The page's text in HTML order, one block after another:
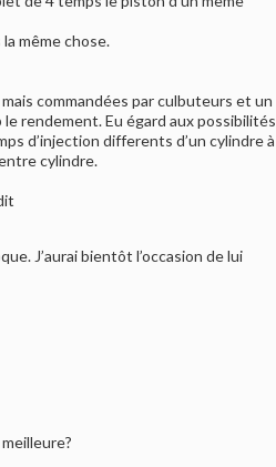
même chose.
commandées par culbuteurs et un
rendement. Eu égard aux possibilités
d’injection differents d’un cylindre à
cylindre.
J’aurai bientôt l’occasion de lui